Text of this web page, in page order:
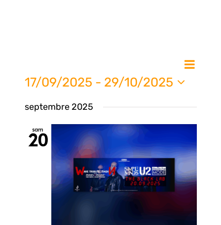
Liste
17/09/2025 - 29/10/2025
une
date.
septembre 2025
sam
20